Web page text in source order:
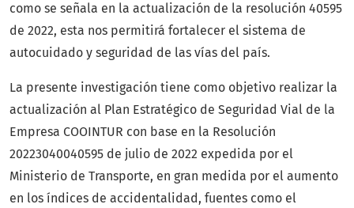
como se señala en la actualización de la resolución 40595
de 2022, esta nos permitirá fortalecer el sistema de
autocuidado y seguridad de las vías del país.
La presente investigación tiene como objetivo realizar la
actualización al Plan Estratégico de Seguridad Vial de la
Empresa COOINTUR con base en la Resolución
20223040040595 de julio de 2022 expedida por el
Ministerio de Transporte, en gran medida por el aumento
en los índices de accidentalidad, fuentes como el